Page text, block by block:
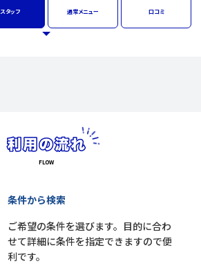
スタッフ 通常メニュー 口コミ
条件から検索
ご希望の条件を選びます。目的に合わ
せて詳細に条件を指定できますので便
利です。